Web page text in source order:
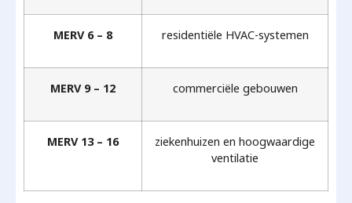
MERV 6 – 8 residentiële HVAC-systemen
MERV 9 – 12 commerciële gebouwen
MERV 13 – 16
ziekenhuizen en hoogwaardige
ventilatie